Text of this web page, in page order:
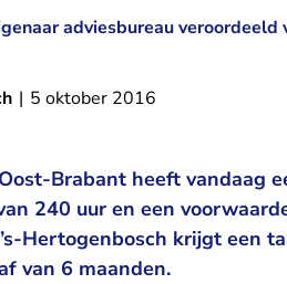
adviesbureau
| 5 oktober 2016
Brabant heeft vandaag
240 uur en een
Hertogenbosch krijgt een
van 6 maanden.